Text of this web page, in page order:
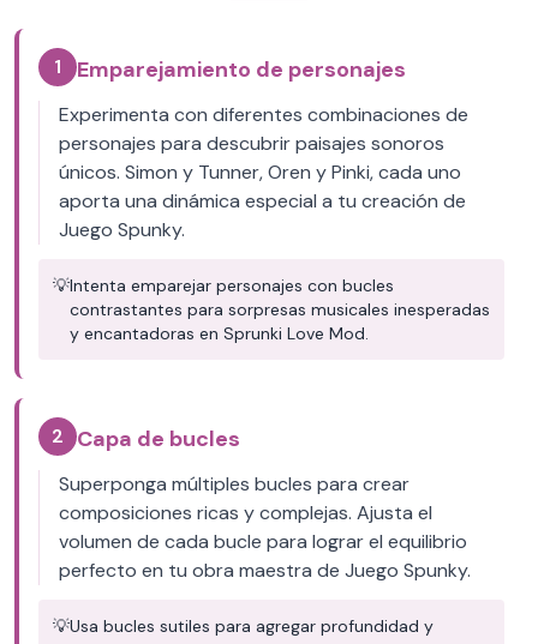
1 Emparejamiento de personajes
Experimenta con diferentes combinaciones de
personajes para descubrir paisajes sonoros
únicos. Simon y Tunner, Oren y Pinki, cada uno
aporta una dinámica especial a tu creación de
Juego Spunky.
💡Intenta emparejar personajes con bucles
contrastantes para sorpresas musicales inesperadas
y encantadoras en Sprunki Love Mod.
2 Capa de bucles
Superponga múltiples bucles para crear
composiciones ricas y complejas. Ajusta el
volumen de cada bucle para lograr el equilibrio
perfecto en tu obra maestra de Juego Spunky.
💡Usa bucles sutiles para agregar profundidad y